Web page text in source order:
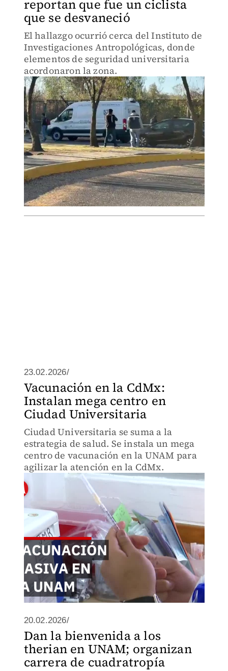
reportan que fue un ciclista
que se desvaneció
El hallazgo ocurrió cerca del Instituto de
Investigaciones Antropológicas, donde
elementos de seguridad universitaria
acordonaron la zona.
23.02.2026/
Vacunación en la CdMx:
Instalan mega centro en
Ciudad Universitaria
Ciudad Universitaria se suma a la
estrategia de salud. Se instala un mega
centro de vacunación en la UNAM para
agilizar la atención en la CdMx.
20.02.2026/
Dan la bienvenida a los
therian en UNAM; organizan
carrera de cuadratropía